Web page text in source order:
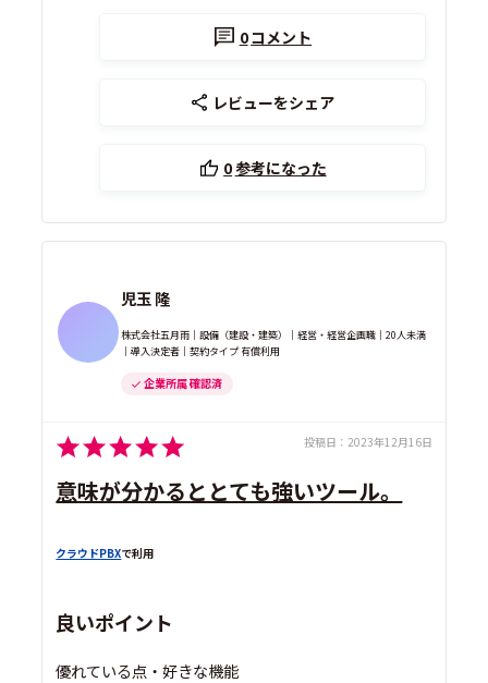
0コメント
レビューをシェア
0参考になった
児玉 隆
株式会社五月雨｜設備（建設・建築）｜経営・経営企画職｜20人未満
｜導入決定者｜契約タイプ 有償利用
企業所属 確認済
投稿日： 2023年12月16日
意味が分かるととても強いツール。
クラウドPBXで利用
良いポイント
優れている点・好きな機能